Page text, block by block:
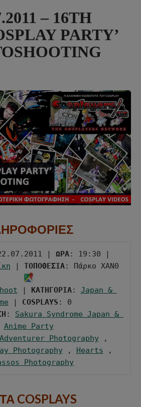
– 16TH
PARTY’
| ΩΡΑ
| ΤΟΠΟΘΕΣΙΑ: Πάρκο ΧΑΝΘ
ΚΑΤΗΓΟΡΙΑ: Japan &
COSPLAYS
: Sakura Syndrome Japan &
Anime Party
Adventurer Photography
Photography , Hearts
Photography
COSPLAYS